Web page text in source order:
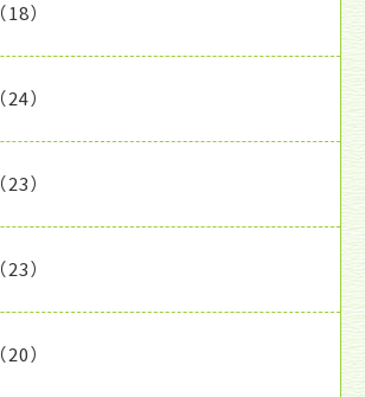
（18）
（24）
（23）
（23）
（20）